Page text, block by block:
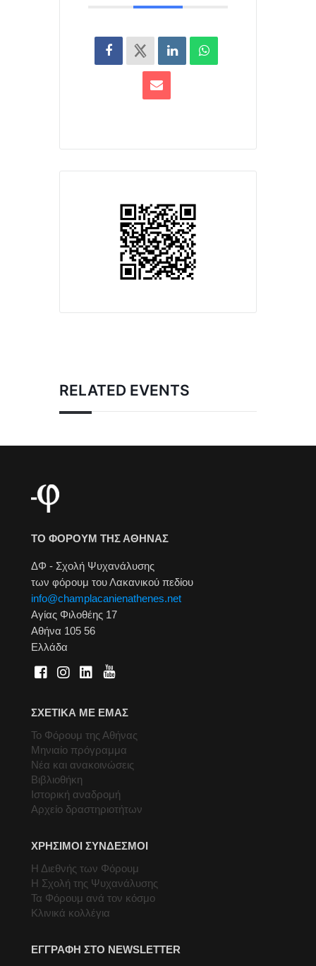
RELATED EVENTS
ΤΟ ΦΟΡΟΥΜ ΤΗΣ ΑΘΗΝΑΣ
ΔΦ - Σχολή Ψυχανάλυσης
των φόρουμ του Λακανικού πεδίου
info@champlacanienathenes.net
Αγίας Φιλοθέης 17
Αθήνα 105 56
Ελλάδα
ΣΧΕΤΙΚΑ ΜΕ ΕΜΑΣ
Το Φόρουμ της Αθήνας
Μηνιαίο πρόγραμμα
Νέα και ανακοινώσεις
Βιβλιοθήκη
Ιστορική αναδρομή
Αρχείο δραστηριοτήτων
ΧΡΗΣΙΜΟΙ ΣΥΝΔΕΣΜΟΙ
Η Διεθνής των Φόρουμ
Η Σχολή της Ψυχανάλυσης
Τα Φόρουμ ανά τον κόσμο
Κλινικά κολλέγια
ΕΓΓΡΑΦΗ ΣΤΟ NEWSLETTER